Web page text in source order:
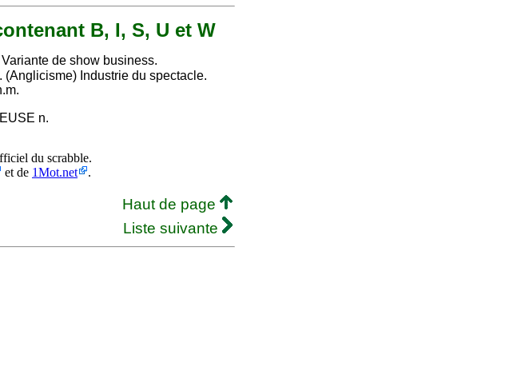
B, I, S, U et W
Variante de show business.
(Anglicisme) Industrie du spectacle.
EUSE n.
du scrabble.
et de 1Mot.net .
Haut de page
Liste suivante